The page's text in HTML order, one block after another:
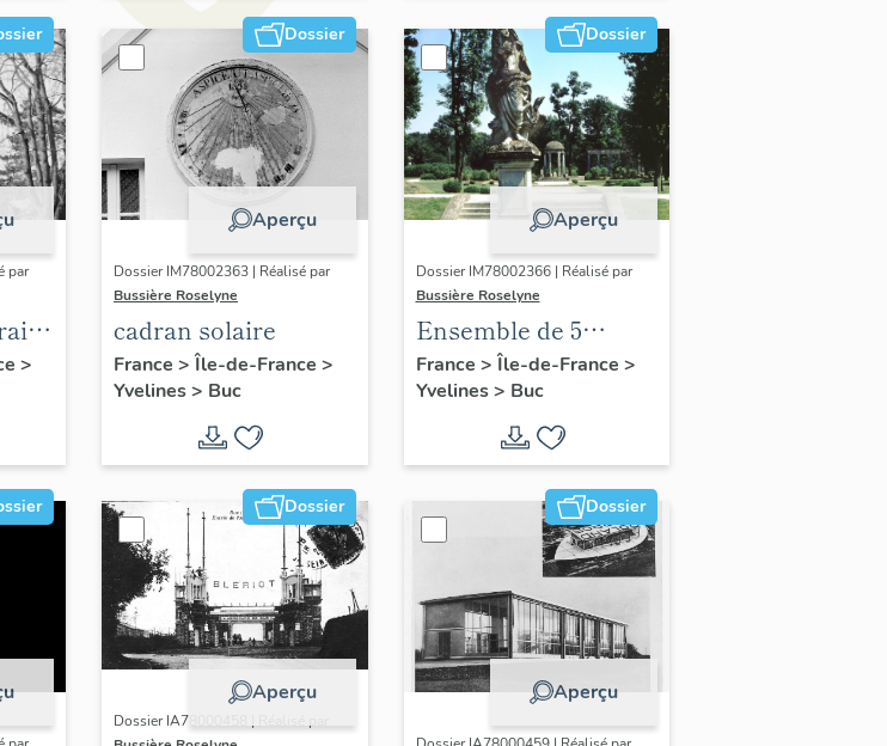
par
>
Dossier
Aperçu
Dossier IM78002363 | Réalisé par
Bussière Roselyne
cadran solaire
France > Île-de-France >
Yvelines> Buc
Dossier
Aperçu
Dossier IM78002366 | Réalisé par
Bussière Roselyne
Ensemble de 5
statues
France > Île-de-France >
Yvelines> Buc
Dossier
Aperçu
Dossier IA78000458 | Réalisé par
Dossier
Aperçu